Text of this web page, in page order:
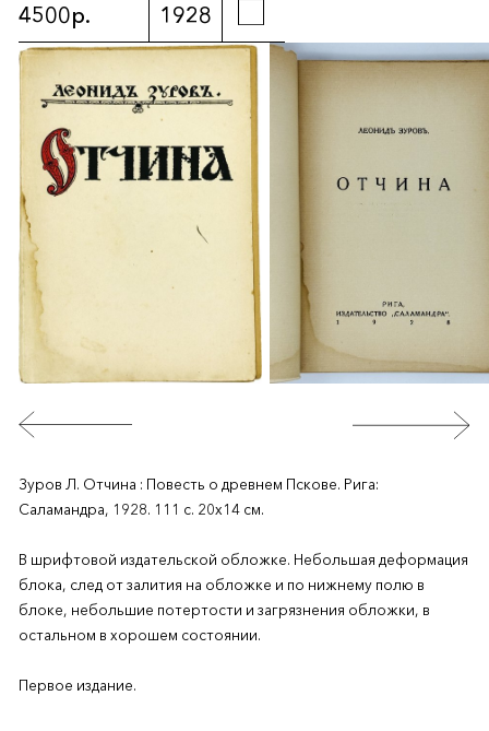
4500р. 1928
Зуров Л. Отчина : Повесть о древнем Пскове. Рига:
Саламандра, 1928. 111 с. 20х14 см.
В шрифтовой издательской обложке. Небольшая деформация
блока, след от залития на обложке и по нижнему полю в
блоке, небольшие потертости и загрязнения обложки, в
остальном в хорошем состоянии.
Первое издание.